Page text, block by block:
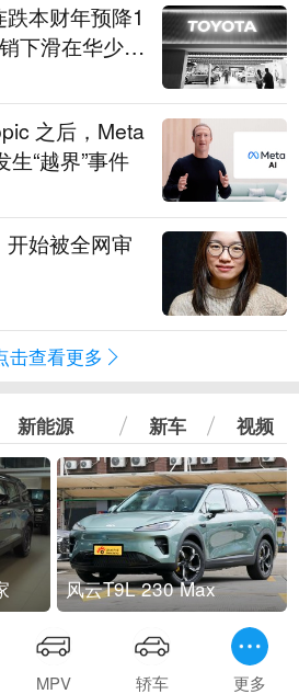
本财年预降1
下滑在华少卖
之后，Meta
“越界”事件
始被全网审
击查看更多
新能源 新车 视频
风云T9L 230 Max
MPV 轿车 更多